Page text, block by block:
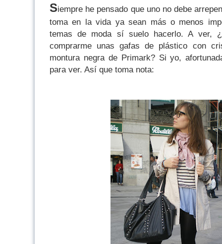
Siempre he pensado que uno no debe
toma en la vida ya sean más o menos
temas de moda sí suelo hacerlo. A ver,
comprarme unas gafas de plástico con
montura negra de Primark? Si yo,
para ver. Así que toma nota: